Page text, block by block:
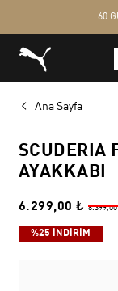
Ana Sayfa
SCUDERIA
AYAKKABI
6.299,00 ₺
%25 İNDİRİM